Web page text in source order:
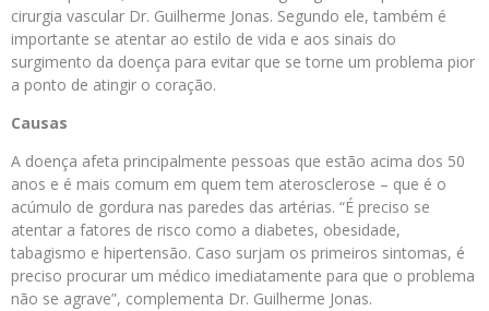
cirurgia vascular Dr. Guilherme Jonas. Segundo ele, também é
importante se atentar ao estilo de vida e aos sinais do
surgimento da doença para evitar que se torne um problema pior
a ponto de atingir o coração.
Causas
A doença afeta principalmente pessoas que estão acima dos 50
anos e é mais comum em quem tem aterosclerose – que é o
acúmulo de gordura nas paredes das artérias. “É preciso se
atentar a fatores de risco como a diabetes, obesidade,
tabagismo e hipertensão. Caso surjam os primeiros sintomas, é
preciso procurar um médico imediatamente para que o problema
não se agrave”, complementa Dr. Guilherme Jonas.